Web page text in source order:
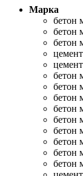
Марка
бетон
бетон
бетон
бетон
бетон
бетон
бетон
бетон
бетон
бетон
бетон
бетон